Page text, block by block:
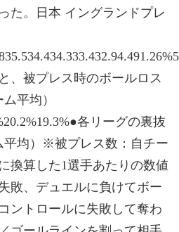
た。日本 イングランドプレ
、被プレス時のボールロス
平均）
各リーグの裏抜
平均）※被プレス数：自チー
換算した1選手あたりの数値
敗、デュエルに負けてボー
ントロールに失敗して奪わ